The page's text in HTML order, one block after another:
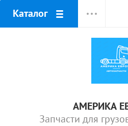
Каталог
АМЕРИКА
Запчасти для